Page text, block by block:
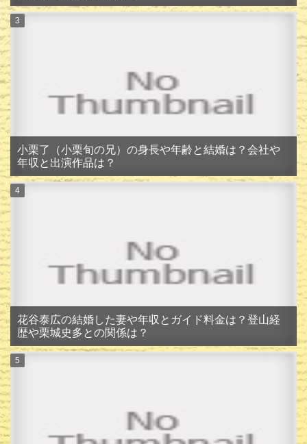
小栗了（小栗旬の兄）の身長や年齢と結婚は？会社や
年収と出演作品は？
花谷泰広の結婚した妻や年収とガイド料金は？登山経
歴や栗城史多との関係は？